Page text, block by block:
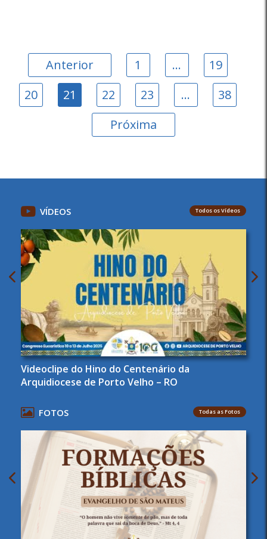
Anterior 1 …
19
20
21 22 23 …
38
Próxima
VÍDEOS Todos os Vídeos
Videoclipe do Hino do Centenário da
Arquidiocese de Porto Velho – RO
FOTOS Todas as Fotos